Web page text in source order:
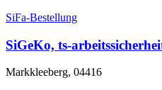
SiFa-Bestellung
SiGeKo, ts-
Markkleeberg, 04416